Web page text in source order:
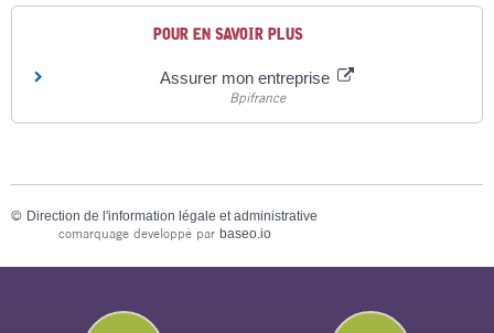
POUR EN SAVOIR PLUS
Assurer mon entreprise
Bpifrance
© Direction de l'information légale et administrative
comarquage developpé par baseo.io